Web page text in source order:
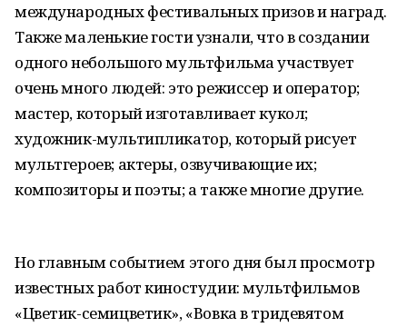
международных фестивальных призов и наград.
Также маленькие гости узнали, что в создании
одного небольшого мультфильма участвует
очень много людей: это режиссер и оператор;
мастер, который изготавливает кукол;
художник-мультипликатор, который рисует
мультгероев; актеры, озвучивающие их;
композиторы и поэты; а также многие другие.
Но главным событием этого дня был просмотр
известных работ киностудии: мультфильмов
«Цветик-семицветик», «Вовка в тридевятом